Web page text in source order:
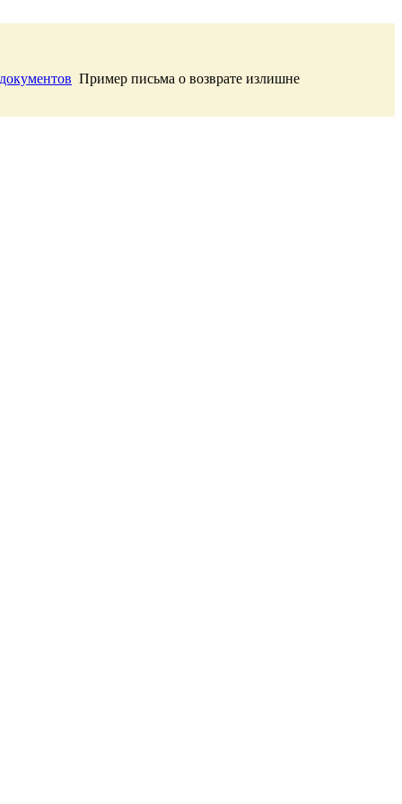
Пример письма о возврате излишне